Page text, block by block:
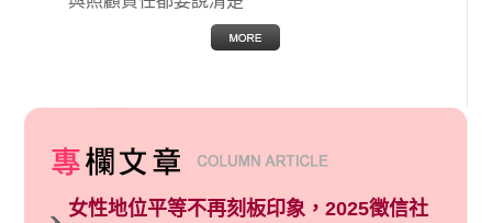
女性地位平等不再刻板印象，2025徵信社